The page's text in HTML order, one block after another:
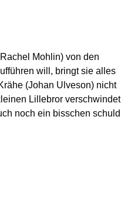
Mohlin) von den
will, bringt sie alles
(Johan Ulveson) nicht
Lillebror verschwindet
noch ein bisschen schuld